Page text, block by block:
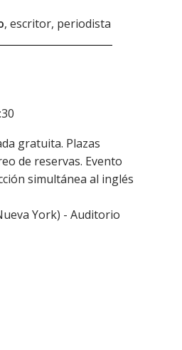
, escritor, periodista
gratuita. Plazas
de reservas. Evento
simultánea al inglés
York) - Auditorio